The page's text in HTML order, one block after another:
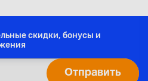
скидки, бонусы и